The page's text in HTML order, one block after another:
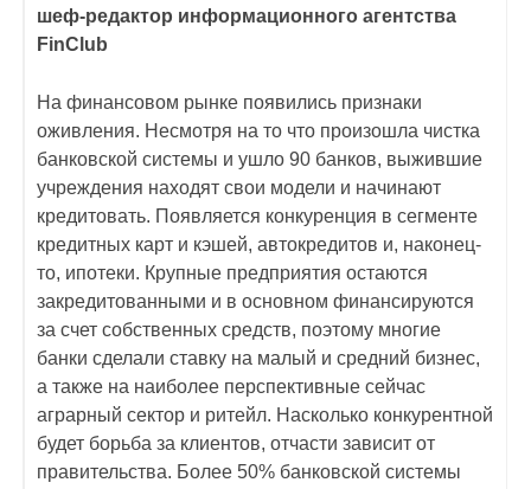
шеф-редактор информационного агентства
FinClub
На финансовом рынке появились признаки
оживления. Несмотря на то что произошла чистка
банковской системы и ушло 90 банков, выжившие
учреждения находят свои модели и начинают
кредитовать. Появляется конкуренция в сегменте
кредитных карт и кэшей, автокредитов и, наконец-
то, ипотеки. Крупные предприятия остаются
закредитованными и в основном финансируются
за счет собственных средств, поэтому многие
банки сделали ставку на малый и средний бизнес,
а также на наиболее перспективные сейчас
аграрный сектор и ритейл. Насколько конкурентной
будет борьба за клиентов, отчасти зависит от
правительства. Более 50% банковской системы